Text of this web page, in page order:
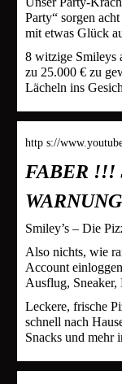
Party“ sorgen
mit etwas Glück
8 witzige Smileys
zu 25.000 € zu
Lächeln ins
http s://
FABER !!!
Smiley’s – Die
Also nichts, wie
Account
Ausflug,
Leckere, frische
schnell nach
Snacks und mehr